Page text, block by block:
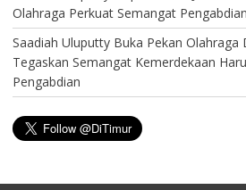
Olahraga Perkuat Semangat Pengabdian
Saadiah Uluputty Buka Pekan Olahraga
Tegaskan Semangat Kemerdekaan
Pengabdian